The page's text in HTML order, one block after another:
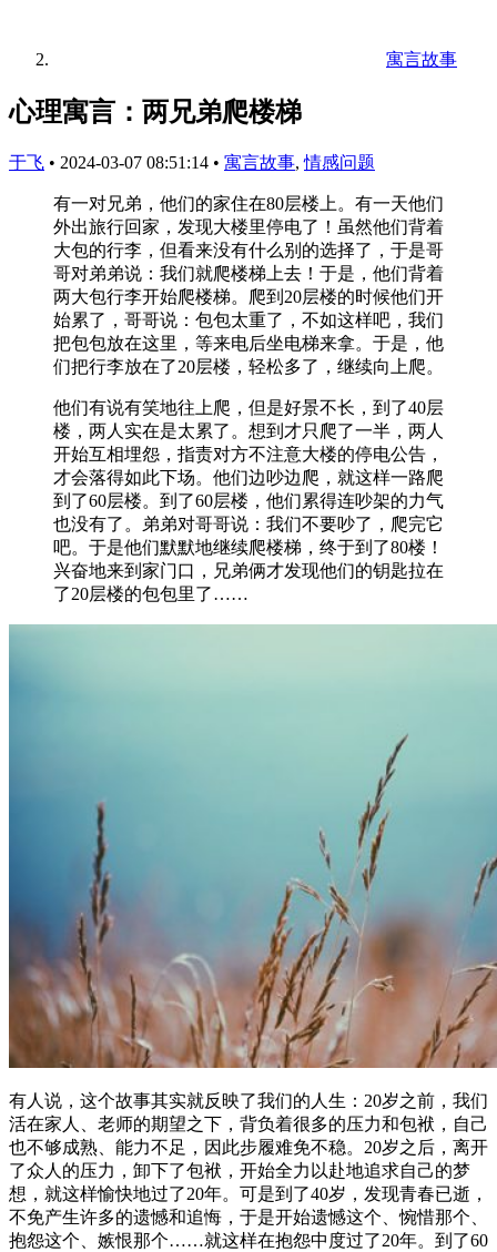
寓言故事
心理寓言：两兄弟爬楼梯
于飞 • 2024-03-07 08:51:14 • 寓言故事,情感问题
有一对兄弟，他们的家住在80层楼上。有一天他们
外出旅行回家，发现大楼里停电了！虽然他们背着
大包的行李，但看来没有什么别的选择了，于是哥
哥对弟弟说：我们就爬楼梯上去！于是，他们背着
两大包行李开始爬楼梯。爬到20层楼的时候他们开
始累了，哥哥说：包包太重了，不如这样吧，我们
把包包放在这里，等来电后坐电梯来拿。于是，他
们把行李放在了20层楼，轻松多了，继续向上爬。
他们有说有笑地往上爬，但是好景不长，到了40层
楼，两人实在是太累了。想到才只爬了一半，两人
开始互相埋怨，指责对方不注意大楼的停电公告，
才会落得如此下场。他们边吵边爬，就这样一路爬
到了60层楼。到了60层楼，他们累得连吵架的力气
也没有了。弟弟对哥哥说：我们不要吵了，爬完它
吧。于是他们默默地继续爬楼梯，终于到了80楼！
兴奋地来到家门口，兄弟俩才发现他们的钥匙拉在
了20层楼的包包里了……
有人说，这个故事其实就反映了我们的人生：20岁之前，我们
活在家人、老师的期望之下，背负着很多的压力和包袱，自己
也不够成熟、能力不足，因此步履难免不稳。20岁之后，离开
了众人的压力，卸下了包袱，开始全力以赴地追求自己的梦
想，就这样愉快地过了20年。可是到了40岁，发现青春已逝，
不免产生许多的遗憾和追悔，于是开始遗憾这个、惋惜那个、
抱怨这个、嫉恨那个……就这样在抱怨中度过了20年。到了60